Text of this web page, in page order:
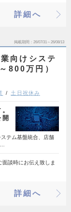
詳細へ
掲載期間 26/07/31～26/08/13
向けシステ
800万円）
土日祝休み
テム基盤統合、店舗
談時にお伝え致しま
詳細へ